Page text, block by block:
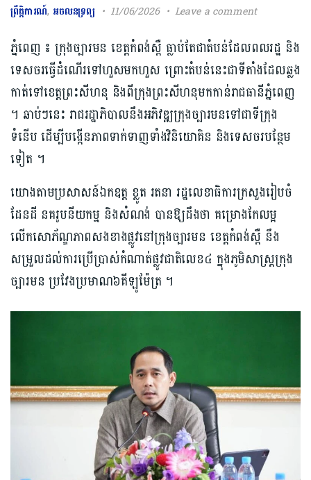
ព្រឹត្តិការណ៍, អចលនទ្រព្យ 11/06/2026 Leave a comment
ភ្នំពេញ ៖ ក្រុង​ច្បារ​មន ខេត្តកំពង់ស្ពឺ​ ធ្លាប់តែជា​តំបន់ដែល​ពលរដ្ឋ​ និង
ទេសចរ​ធ្វើដំណើរទៅហួស​មក​ហួស ព្រោះតំបន់​នេះ​ជាទីតាំងដែលឆ្លង​
កាត់ទៅ​ខេត្តព្រះសីហនុ និងពីក្រុងព្រះសីហនុមកកាន់​រាជធានីភ្នំពេញ
។ ឆាប់ៗនេះ រាជរដ្ឋាភិបាល​នឹងអភិវឌ្ឍក្រុង​ច្បារមន​ទៅជាទីក្រុង
ទំនើប​ ដើម្បីបង្កើនភាពទាក់ទាញទាំងវិនិយោគិន និងទេសចរបន្ថែម
ទៀត ។
យោងតាមប្រសាសន៍ឯកឧត្ត ខ្លូត រតនា រដ្ឋលេខាធិការ​ក្រសួង​រៀបចំ
ដែនដី នគរូបនីយកម្ម និងសំណង់ បានឱ្យដឹងថា គម្រោង​កែលម្អ
លើកសោភ័ណ្ឌភាពសងខាង​ផ្លូវ​នៅក្រុង​ច្បារមន ខេត្តកំពង់ស្ពឺ នឹង​
សម្រួលដល់ការប្រើប្រាស់កំណាត់ផ្លូវជាតិលេខ​៤ ក្នុងភូមិសាស្ត្រ​ក្រុង​
ច្បារមន​ ប្រវែង​ប្រមាណ៦គីឡូម៉ែត្រ​ ។